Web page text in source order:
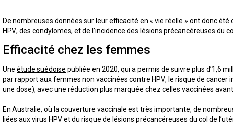
De nombreuses données sur leur efficacité en « vie réelle » ont donc
HPV, des condylomes, et de l’incidence des lésions précancéreuses du
Efficacité chez les femmes
Une étude suédoise publiée en 2020, qui a permis de suivre plus d’1,6
par rapport aux femmes non vaccinées contre HPV, le risque de
une dose), avec une réduction plus marquée chez celles vaccinées avant
En Australie, où la couverture vaccinale est très importante, de
liées aux virus HPV et du risque de lésions précancéreuses du col de